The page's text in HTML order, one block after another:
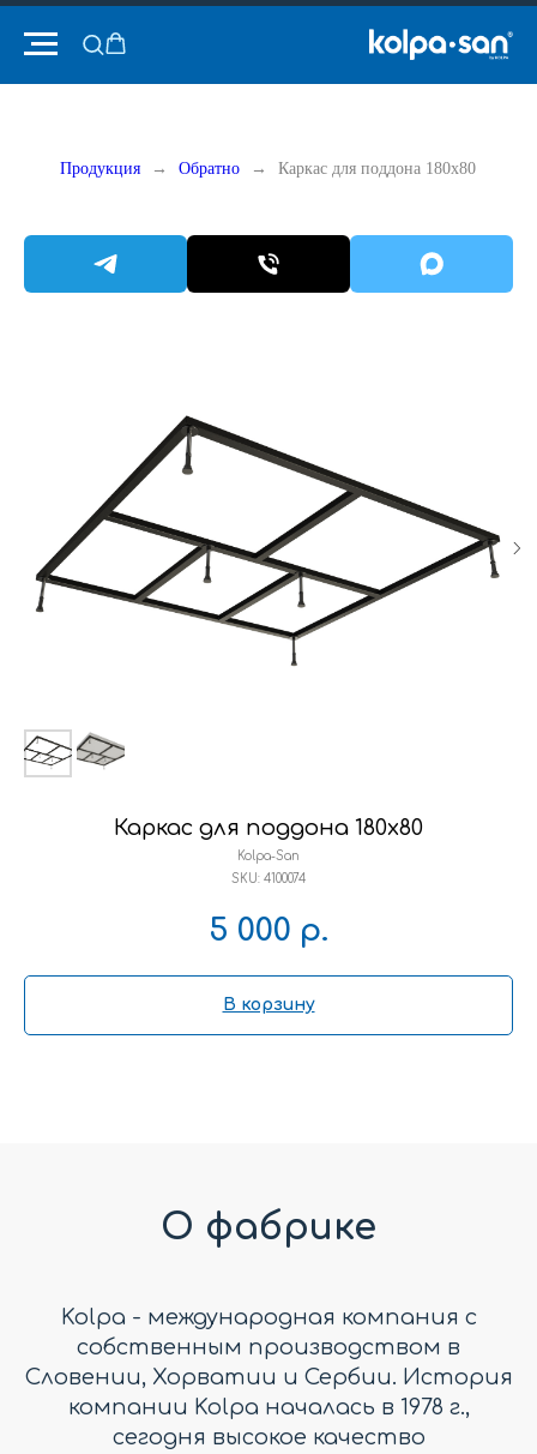
Продукция Обратно Каркас для поддона 180x80
Каркас для поддона 180x80
Kolpa-San
SKU: 4100074
5 000 р.
В корзину
О фабрике
Kolpa - международная компания с
собственным производством в
Словении, Хорватии и Сербии. История
компании Kolpa началась в 1978 г.,
сегодня высокое качество